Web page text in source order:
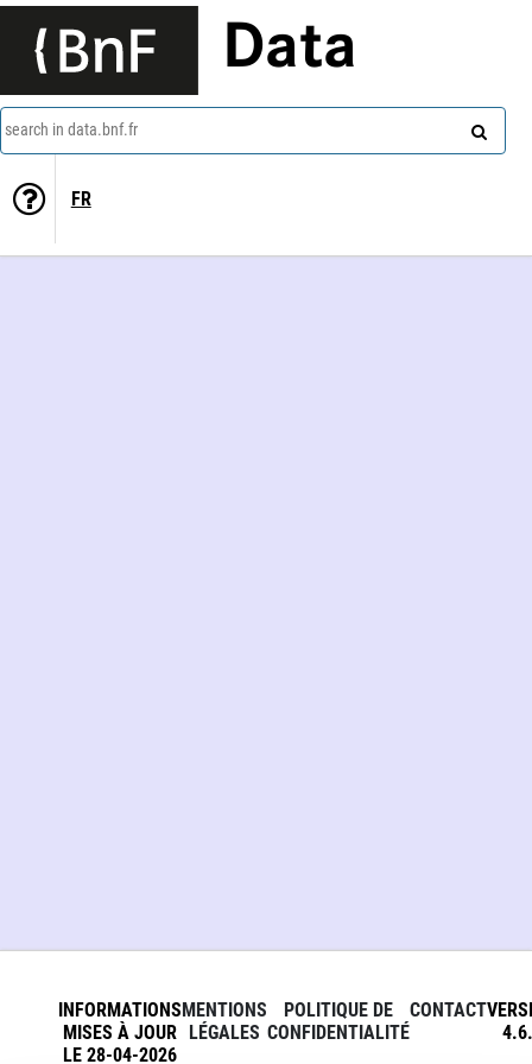
Data
search in data.bnf.fr
FR
INFORMATIONS
MISES À JOUR
LE 28-04-2026
MENTIONS
LÉGALES
POLITIQUE DE
CONFIDENTIALITÉ
CONTACT